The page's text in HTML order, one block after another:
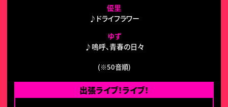
優里
♪ドライフラワー
ゆず
♪嗚呼、青春の日々
(※50音順)
出張ライブ！ライブ！